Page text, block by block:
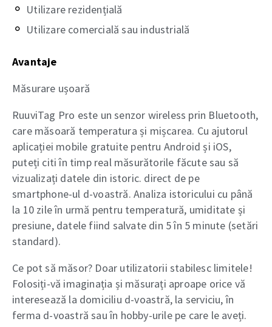
Utilizare rezidențială
Utilizare comercială sau industrială
Avantaje
Măsurare ușoară
RuuviTag Pro este un senzor wireless prin Bluetooth,
care măsoară temperatura și mișcarea. Cu ajutorul
aplicației mobile gratuite pentru Android și iOS,
puteți citi în timp real măsurătorile făcute sau să
vizualizați datele din istoric. direct de pe
smartphone-ul d-voastră. Analiza istoricului cu până
la 10 zile în urmă pentru temperatură, umiditate și
presiune, datele fiind salvate din 5 în 5 minute (setări
standard).
Ce pot să măsor? Doar utilizatorii stabilesc limitele!
Folosiți-vă imaginația și măsurați aproape orice vă
interesează la domiciliu d-voastră, la serviciu, în
ferma d-voastră sau în hobby-urile pe care le aveți.